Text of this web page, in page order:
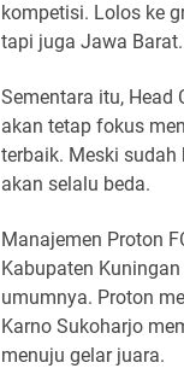
kompetisi. Lolos ke
tapi juga Jawa Barat.
Sementara itu, Head
akan tetap fokus
terbaik. Meski
akan selalu beda.
Manajemen Proton
Kabupaten
umumnya. Proton
Karno Sukoharjo
menuju gelar juara.